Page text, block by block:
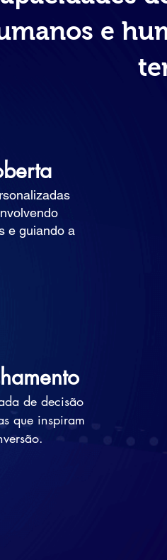
e
e guiando a
de decisão
que inspiram